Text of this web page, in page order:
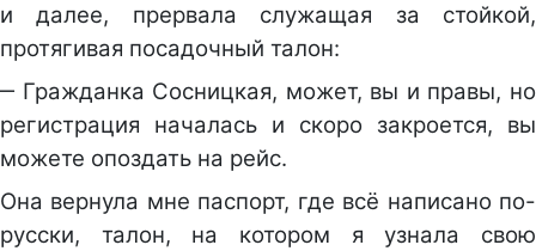
и далее, прервала служащая за стойкой,
протягивая посадочный талон:
‒ Гражданка Сосницкая, может, вы и правы, но
регистрация началась и скоро закроется, вы
можете опоздать на рейс.
Она вернула мне паспорт, где всё написано по-
русски, талон, на котором я узнала свою